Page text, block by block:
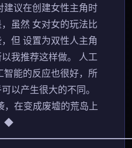
建议在创建女性主角时
虽然 女对女的玩法比
但 设置为双性人主角
我推荐这样做。 人工
能的反应也很好，所
以产生很大的不同。
在变成废墟的荒岛上
◆